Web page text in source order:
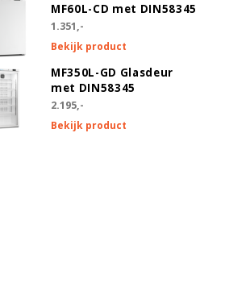
MF60L-CD met DIN58345
1.351,-
Bekijk product
MF350L-GD Glasdeur
met DIN58345
2.195,-
Bekijk product